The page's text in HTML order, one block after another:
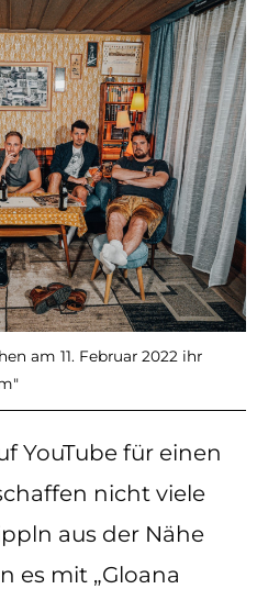
am 11. Februar 2022 ihr
YouTube für einen
nicht viele
aus der Nähe
es mit „Gloana